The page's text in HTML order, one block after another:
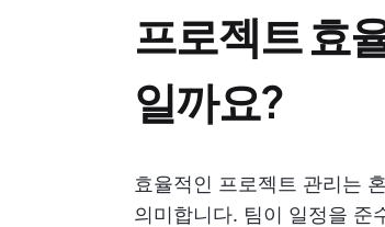
프로젝트 효
일까요?
효율적인 프로젝트 관리는
의미합니다. 팀이 일정을 준